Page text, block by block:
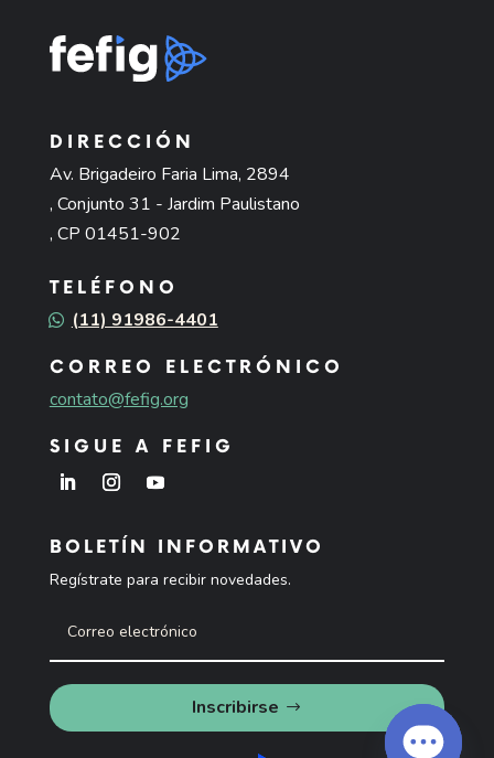
DIRECCIÓN
Av. Brigadeiro Faria Lima, 2894
, Conjunto 31 - Jardim Paulistano
, CP 01451-902
TELÉFONO
(11) 91986-4401
CORREO ELECTRÓNICO
contato@fefig.org
SIGUE A FEFIG
BOLETÍN INFORMATIVO
Regístrate para recibir novedades.
Inscribirse